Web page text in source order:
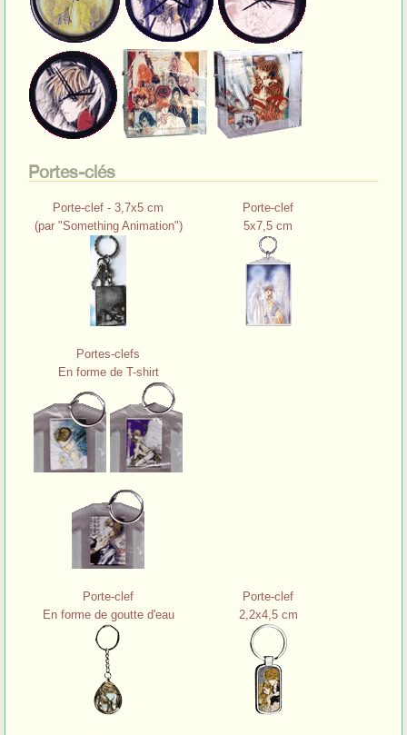
Portes-clés
Porte-clef - 3,7x5 cm
(par "Something Animation")
Porte-clef
5x7,5 cm
Portes-clefs
En forme de T-shirt
Porte-clef
En forme de goutte d'eau
Porte-clef
2,2x4,5 cm